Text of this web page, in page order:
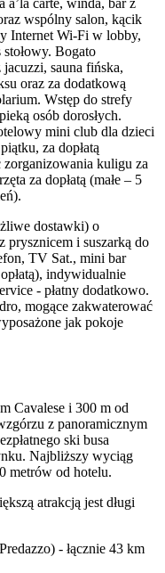
a’la carte, winda, bar z
wspólny salon, kącik
Internet Wi-Fi w lobby,
Bogato
sauna fińska,
oraz za dodatkową
Wstęp do strefy
osób dorosłych.
mini club dla dzieci
za dopłatą
kuligu za
za dopłatą (małe – 5
dostawki) o
prysznicem i suszarką do
TV Sat., mini bar
indywidualnie
- płatny dodatkowo.
mogące zakwaterować
jak pokoje
Cavalese i 300 m od
z panoramicznym
ski busa
Najbliższy wyciąg
metrów od hotelu.
atrakcją jest długi
- łącznie 43 km